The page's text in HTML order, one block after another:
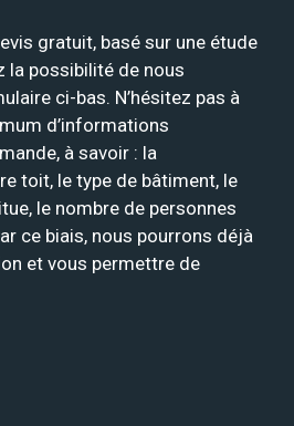
gratuit, basé sur une étude
la possibilité de nous
ci-bas. N’hésitez pas à
d’informations
à savoir : la
toit, le type de bâtiment, le
le nombre de personnes
ce biais, nous pourrons déjà
et vous permettre de